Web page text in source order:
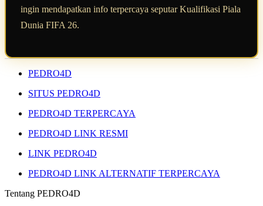
ingin mendapatkan info terpercaya seputar Kualifikasi Piala
Dunia FIFA 26.
PEDRO4D
SITUS PEDRO4D
PEDRO4D TERPERCAYA
PEDRO4D LINK RESMI
LINK PEDRO4D
PEDRO4D LINK ALTERNATIF TERPERCAYA
Tentang PEDRO4D